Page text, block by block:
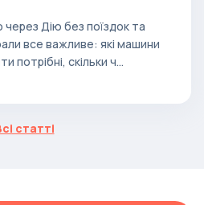
Дію без поїздок та
все важливе: які машини
потрібні, скільки ч...
статті